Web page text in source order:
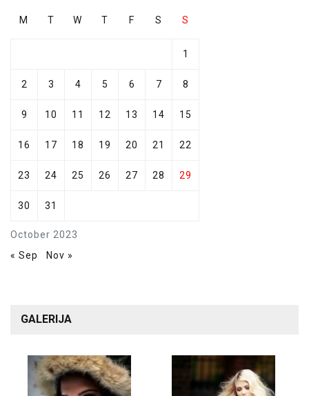
October 2023
M T W T F S S
1
2 3 4 5 6 7 8
9 10 11 12 13 14 15
16 17 18 19 20 21 22
23 24 25 26 27 28 29
30 31
« Sep Nov »
GALERIJA